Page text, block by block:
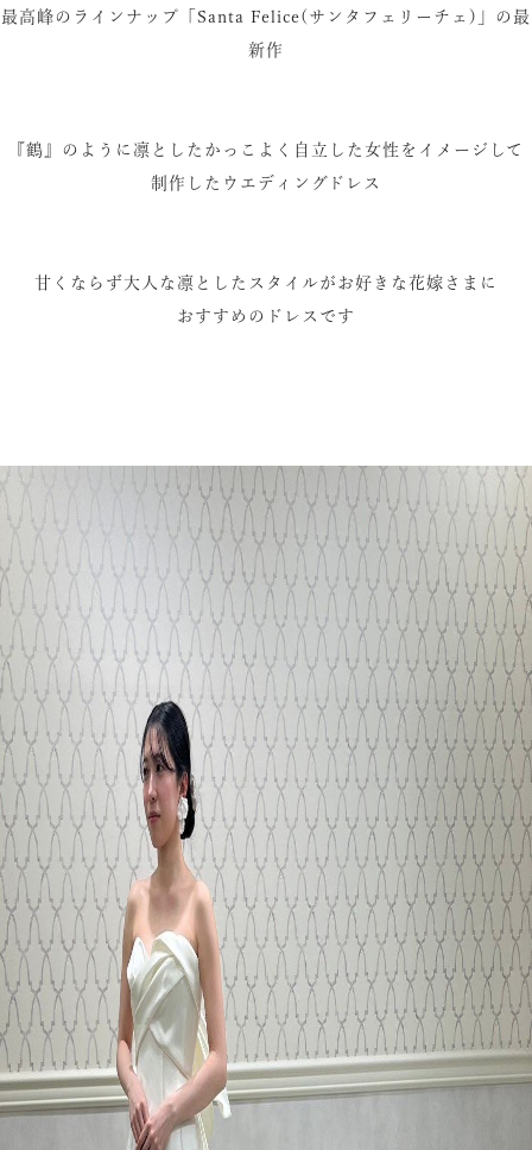
最高峰のラインナップ「Santa Felice(サンタフェリーチェ)」の最
新作
『鶴』のように凛としたかっこよく自立した女性をイメージして
制作したウエディングドレス
甘くならず大人な凛としたスタイルがお好きな花嫁さまに
おすすめのドレスです